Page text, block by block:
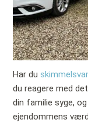
Har du
du reagere med
din familie syge,
ejendommens